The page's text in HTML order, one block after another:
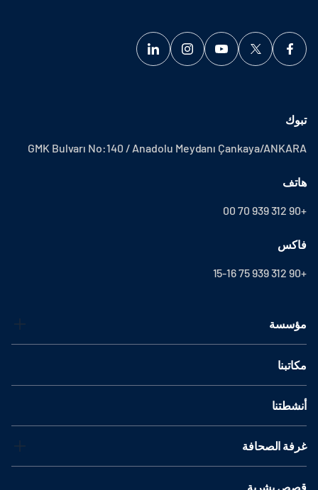
تبوك
GMK Bulvarı No:140 / Anadolu Meydanı Çankaya/ANKARA
هاتف
+90 312 939 70 00
فاكس
+90 312 939 75 15-16
مؤسسة
مكاتبنا
أنشطتنا
غرفة الصحافة
قصص بشرية